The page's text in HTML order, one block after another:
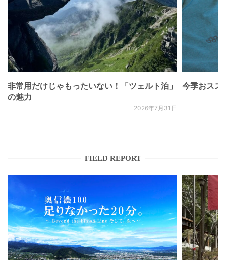
非常用だけじゃもったいない！「ツェルト泊」
の魅力
2026年7月31日
今季おスス
FIELD REPORT